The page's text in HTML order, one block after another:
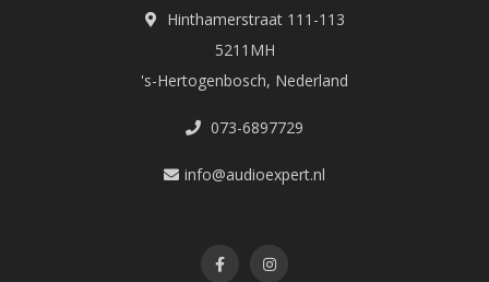
Hinthamerstraat 111-113
5211MH
's-Hertogenbosch, Nederland
073-6897729
info@audioexpert.nl